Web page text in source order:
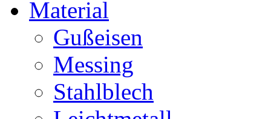
Material
Gußeisen
Messing
Stahlblech